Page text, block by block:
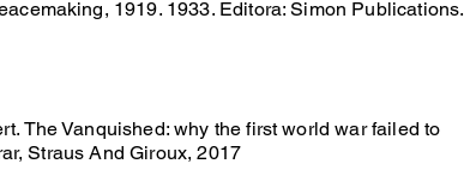
1919. 1933. Editora: Simon Publications.
The Vanquished: why the first world war failed to
Straus And Giroux, 2017